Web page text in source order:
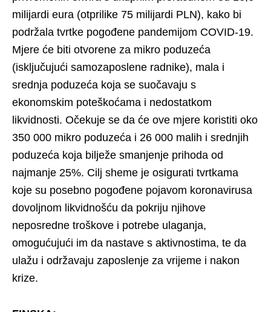
milijardi eura (otprilike 75 milijardi PLN), kako bi
podržala tvrtke pogođene pandemijom COVID-19.
Mjere će biti otvorene za mikro poduzeća
(isključujući samozaposlene radnike), mala i
srednja poduzeća koja se suočavaju s
ekonomskim poteškoćama i nedostatkom
likvidnosti. Očekuje se da će ove mjere koristiti oko
350 000 mikro poduzeća i 26 000 malih i srednjih
poduzeća koja bilježe smanjenje prihoda od
najmanje 25%. Cilj sheme je osigurati tvrtkama
koje su posebno pogođene pojavom koronavirusa
dovoljnom likvidnošću da pokriju njihove
neposredne troškove i potrebe ulaganja,
omogućujući im da nastave s aktivnostima, te da
ulažu i održavaju zaposlenje za vrijeme i nakon
krize.